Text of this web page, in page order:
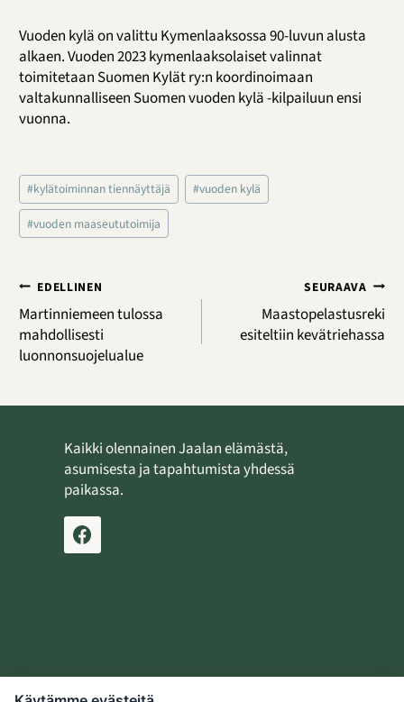
Vuoden kylä on valittu Kymenlaaksossa 90-luvun alusta
alkaen. Vuoden 2023 kymenlaaksolaiset valinnat
toimitetaan Suomen Kylät ry:n koordinoimaan
valtakunnalliseen Suomen vuoden kylä -kilpailuun ensi
vuonna.
Avainsanat:
#kylätoiminnan tiennäyttäjä #vuoden kylä
#vuoden maaseututoimija
Artikkelien
selaus
EDELLINEN
Martinniemeen tulossa
mahdollisesti
luonnonsuojelualue
SEURAAVA
Maastopelastusreki
esiteltiin kevätriehassa
Kaikki olennainen Jaalan elämästä,
asumisesta ja tapahtumista yhdessä
paikassa.